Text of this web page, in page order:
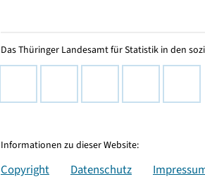
Das Thüringer Landesamt für Statistik in den
Informationen zu dieser Website:
Copyright Datenschutz